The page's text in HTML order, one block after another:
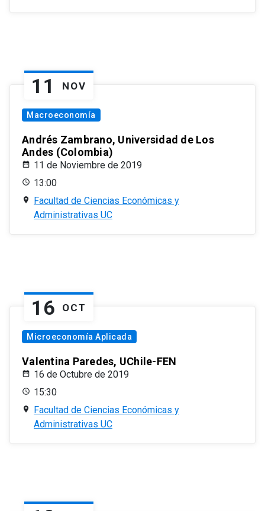
11 NOV
Macroeconomía
Andrés Zambrano, Universidad de Los
Andes (Colombia)
11 de Noviembre de 2019
13:00
Facultad de Ciencias Económicas y
Administrativas UC
16 OCT
Microeconomía Aplicada
Valentina Paredes, UChile-FEN
16 de Octubre de 2019
15:30
Facultad de Ciencias Económicas y
Administrativas UC